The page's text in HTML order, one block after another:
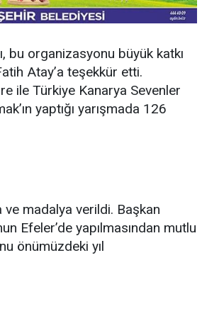
bu organizasyonu büyük katkı
Atay’a teşekkür etti.
ile Türkiye Kanarya Sevenler
yaptığı yarışmada 126
ve madalya verildi. Başkan
Efeler’de yapılmasından mutlu
önümüzdeki yıl